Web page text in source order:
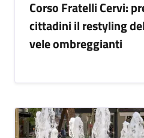
Corso Fratelli Cervi:
cittadini il restyling
vele ombreggianti